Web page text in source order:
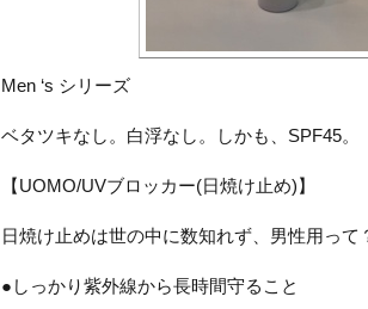
Men ‘s シリーズ
ベタツキなし。白浮なし。しかも、SPF45。
【UOMO/UVブロッカー(日焼け止め)】
日焼け止めは世の中に数知れず、男性用って
●しっかり紫外線から長時間守ること